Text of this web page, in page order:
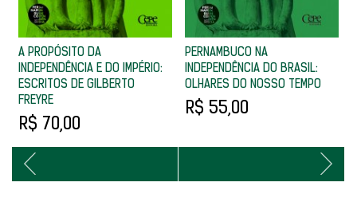
A PROPÓSITO DA
INDEPENDÊNCIA E DO IMPÉRIO:
ESCRITOS DE GILBERTO
FREYRE
R$ 70,00
PERNAMBUCO NA
INDEPENDÊNCIA DO BRASIL:
OLHARES DO NOSSO TEMPO
R$ 55,00